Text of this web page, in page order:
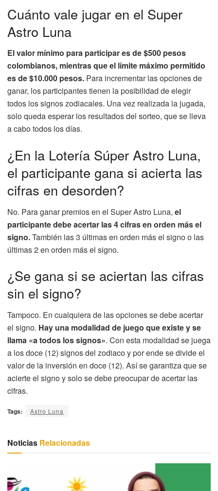
Cuánto vale jugar en el Super
Astro Luna
El valor mínimo para participar es de $500 pesos
colombianos, mientras que el límite máximo permitido
es de $10.000 pesos. Para incrementar las opciones de
ganar, los participantes tienen la posibilidad de elegir
todos los signos zodiacales. Una vez realizada la jugada,
solo queda esperar los resultados del sorteo, que se lleva
a cabo todos los días.
¿En la Lotería Súper Astro Luna,
el participante gana si acierta las
cifras en desorden?
No. Para ganar premios en el Super Astro Luna, el
participante debe acertar las 4 cifras en orden más el
signo.También las 3 últimas en orden más el signo o las
últimas 2 en orden más el signo.
¿Se gana si se aciertan las cifras
sin el signo?
Tampoco. En cualquiera de las opciones se debe acertar
el signo. Hay una modalidad de juego que existe y se
llama «a todos los signos». Con esta modalidad se juega
a los doce (12) signos del zodiaco y por ende se divide el
valor de la inversión en doce (12). Así se garantiza que se
acierte el signo y solo se debe preocupar de acertar las
cifras.
Tags: Astro Luna
Noticias Relacionadas